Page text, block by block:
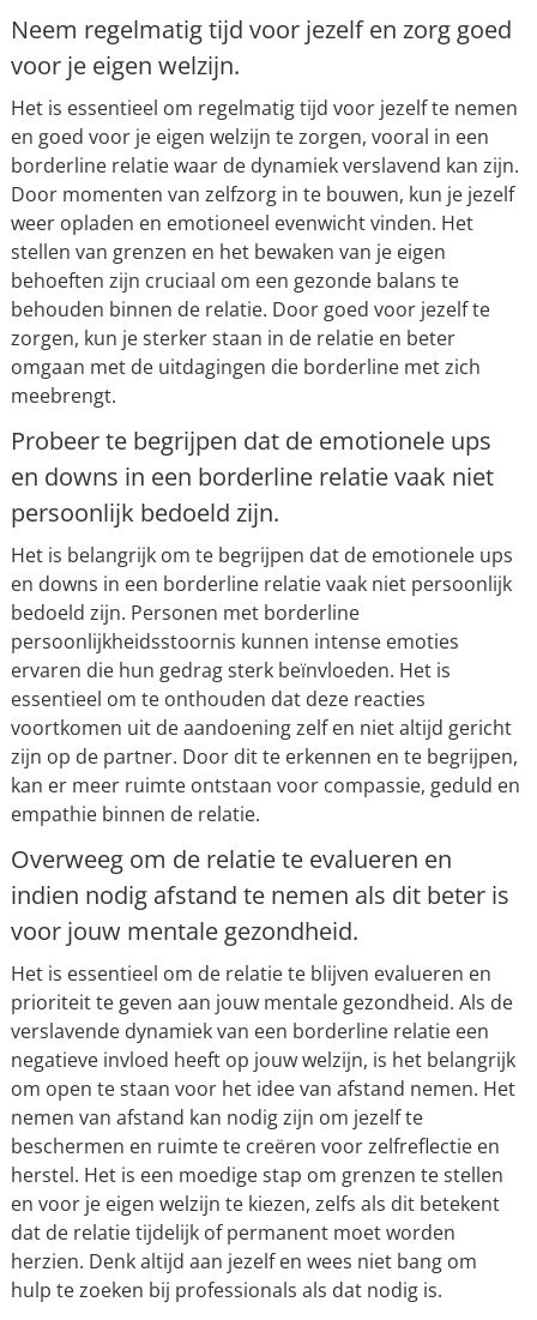
Neem regelmatig tijd voor jezelf en zorg goed
voor je eigen welzijn.
Het is essentieel om regelmatig tijd voor jezelf te nemen
en goed voor je eigen welzijn te zorgen, vooral in een
borderline relatie waar de dynamiek verslavend kan zijn.
Door momenten van zelfzorg in te bouwen, kun je jezelf
weer opladen en emotioneel evenwicht vinden. Het
stellen van grenzen en het bewaken van je eigen
behoeften zijn cruciaal om een gezonde balans te
behouden binnen de relatie. Door goed voor jezelf te
zorgen, kun je sterker staan in de relatie en beter
omgaan met de uitdagingen die borderline met zich
meebrengt.
Probeer te begrijpen dat de emotionele ups
en downs in een borderline relatie vaak niet
persoonlijk bedoeld zijn.
Het is belangrijk om te begrijpen dat de emotionele ups
en downs in een borderline relatie vaak niet persoonlijk
bedoeld zijn. Personen met borderline
persoonlijkheidsstoornis kunnen intense emoties
ervaren die hun gedrag sterk beïnvloeden. Het is
essentieel om te onthouden dat deze reacties
voortkomen uit de aandoening zelf en niet altijd gericht
zijn op de partner. Door dit te erkennen en te begrijpen,
kan er meer ruimte ontstaan voor compassie, geduld en
empathie binnen de relatie.
Overweeg om de relatie te evalueren en
indien nodig afstand te nemen als dit beter is
voor jouw mentale gezondheid.
Het is essentieel om de relatie te blijven evalueren en
prioriteit te geven aan jouw mentale gezondheid. Als de
verslavende dynamiek van een borderline relatie een
negatieve invloed heeft op jouw welzijn, is het belangrijk
om open te staan voor het idee van afstand nemen. Het
nemen van afstand kan nodig zijn om jezelf te
beschermen en ruimte te creëren voor zelfreflectie en
herstel. Het is een moedige stap om grenzen te stellen
en voor je eigen welzijn te kiezen, zelfs als dit betekent
dat de relatie tijdelijk of permanent moet worden
herzien. Denk altijd aan jezelf en wees niet bang om
hulp te zoeken bij professionals als dat nodig is.